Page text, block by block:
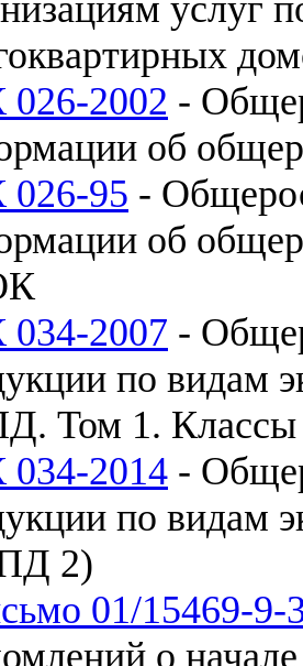
2002 -
об
95 -
об
2007 -
по видам
Том 1. Классы
2014 -
по видам
2)
01/15469-9-
о